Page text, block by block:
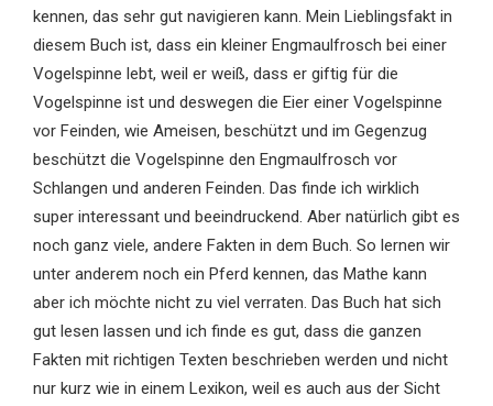
kennen, das sehr gut navigieren kann. Mein Lieblingsfakt in
diesem Buch ist, dass ein kleiner Engmaulfrosch bei einer
Vogelspinne lebt, weil er weiß, dass er giftig für die
Vogelspinne ist und deswegen die Eier einer Vogelspinne
vor Feinden, wie Ameisen, beschützt und im Gegenzug
beschützt die Vogelspinne den Engmaulfrosch vor
Schlangen und anderen Feinden. Das finde ich wirklich
super interessant und beeindruckend. Aber natürlich gibt es
noch ganz viele, andere Fakten in dem Buch. So lernen wir
unter anderem noch ein Pferd kennen, das Mathe kann
aber ich möchte nicht zu viel verraten. Das Buch hat sich
gut lesen lassen und ich finde es gut, dass die ganzen
Fakten mit richtigen Texten beschrieben werden und nicht
nur kurz wie in einem Lexikon, weil es auch aus der Sicht